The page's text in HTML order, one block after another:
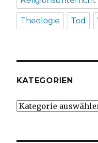
Theologie Tod
KATEGORIEN
Kategorien